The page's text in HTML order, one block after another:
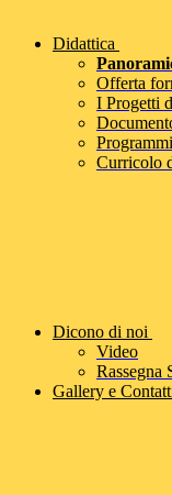
Didattica
Offerta
I Progetti
Programmi
Curricolo
Dicono di noi
Video
Rassegna
Gallery e